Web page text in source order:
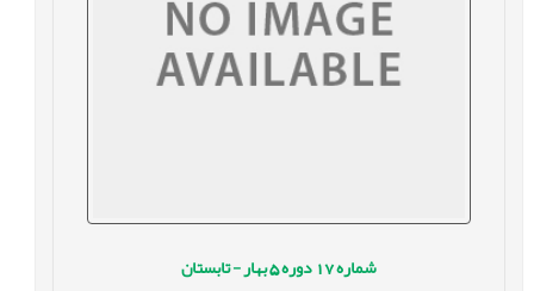
شماره17 دوره5 بهار - تابستان